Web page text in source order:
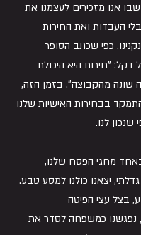
אנו מזכירים לעצמנו את
העבדות ואת החירות
כפי שכתב הסופר
דקל: "חירות היא היכולת
שונה מהקבוצה". בזמן הזה,
בבחירות האישיות שלנו
לנו.
מחגי הפסח שלנו,
יצאנו כולנו למסע טבע.
בצל עצי הפיטה
נפגשנו כמשפחה לסדר את